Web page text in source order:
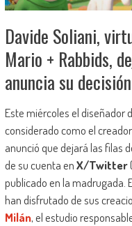
Davide Soliani,
Mario + Rabbids,
anuncia su
Este miércoles el diseñador
considerado como el
anunció que dejará las filas
de su cuenta enX/Twitter
publicado en la madrugada.
han disfrutado de sus
Milán, el estudio